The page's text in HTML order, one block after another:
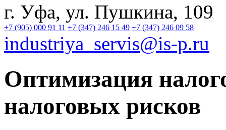
г. Уфа, ул. Пушкина, 109
+7 (905) 000 91 11 +7 (347) 246 15 49 +7 (347) 246 09 58
industriya_servis@is-p.ru
Оптимизация
налоговых рисков